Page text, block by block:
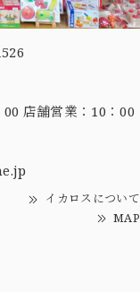
店舗営業：10：00
イカロスについて
MAP